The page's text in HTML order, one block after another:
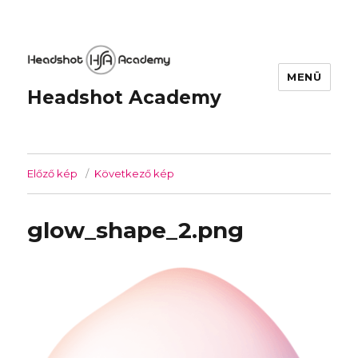
Headshot Academy
MENÜ
Előző kép Következő kép
glow_shape_2.png